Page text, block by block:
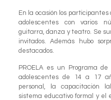
En la ocasión los
adolescentes con varios
guitarra, danza y teatro. Se
invitados. Además hubo
destacados.
PROELA es un Programa
adolescentes de 14 a 17
personal, la capacitación
sistema educativo formal y